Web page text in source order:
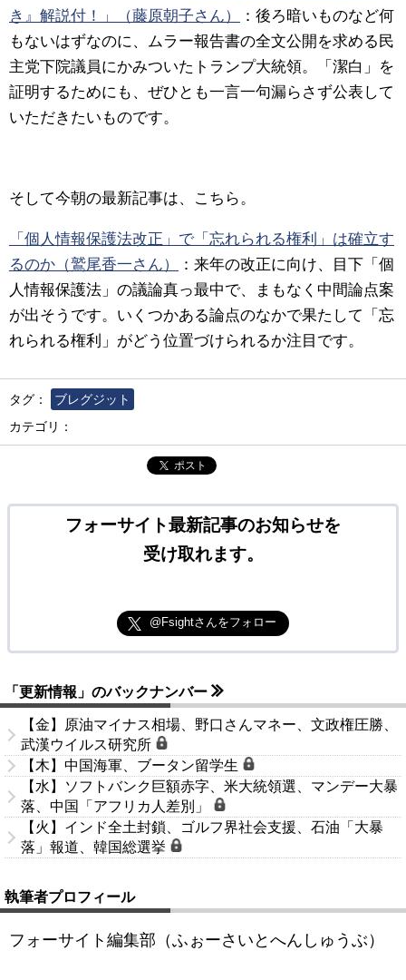
き』解説付！」（藤原朝子さん）
： 後ろ暗いものなど何
もないはずなのに、ムラー報告書の全文公開を求める民
主党下院議員にかみついたトランプ大統領。「潔白」を
証明するためにも、ぜひとも一言一句漏らさず公表して
いただきたいものです。
そして今朝の最新記事は、こちら。
「個人情報保護法改正」で「忘れられる権利」は確立す
るのか（鷲尾香一さん）
： 来年の改正に向け、目下「個
人情報保護法」の議論真っ最中で、まもなく中間論点案
が出そうです。いくつかある論点のなかで果たして「忘
れられる権利」がどう位置づけられるか注目です。
タグ：
ブレグジット
カテゴリ：
ポスト
フォーサイト最新記事のお知らせを
受け取れます。
@Fsightさんをフォロー
「更新情報」のバックナンバー
【金】原油マイナス相場、野口さんマネー、文政権圧勝、
武漢ウイルス研究所
【木】中国海軍、ブータン留学生
【水】ソフトバンク巨額赤字、米大統領選、マンデー大暴
落、中国「アフリカ人差別」
【火】インド全土封鎖、ゴルフ界社会支援、石油「大暴
落」報道、韓国総選挙
執筆者プロフィール
フォーサイト編集部（ふぉーさいとへんしゅうぶ）